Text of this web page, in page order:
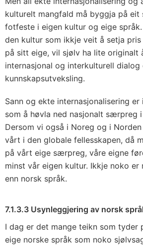
kulturelt mangfald må byggja på
fotfeste i eigen kultur og eige
den kultur som ikkje veit å setja
på sitt eige, vil sjølv ha lite originalt
internasjonal og interkulturell dialog
kunnskapsutveksling.
Sann og ekte internasjonalisering
som å høvla ned nasjonalt særpreg
Dersom vi også i Noreg og i
vårt i den globale fellesskapen, då
på vårt eige særpreg, våre eigne
minst vår eigen kultur. Ikkje noko er
enn norsk språk.
7.1.3.3 Usynleggjering av norsk
I dag er det mange teikn som tyder
eige norske språk som noko